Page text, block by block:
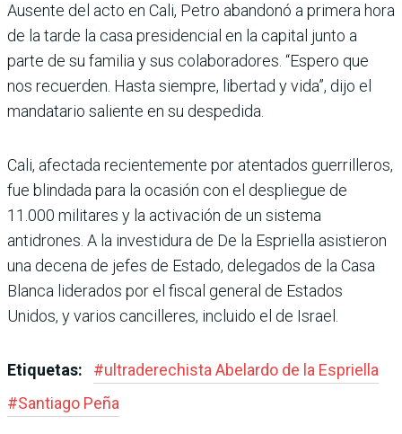
Ausente del acto en Cali, Petro abandonó a primera hora
de la tarde la casa pre­sidencial en la capital junto a
parte de su familia y sus cola­boradores. “Espero que
nos recuerden. Hasta siempre, libertad y vida”, dijo el
man­datario saliente en su despe­dida.
Cali, afectada recientemente por atentados guerrilleros,
fue blindada para la ocasión con el despliegue de
11.000 militares y la activación de un sistema
antidrones. A la investidura de De la Esprie­lla asistieron
una decena de jefes de Estado, delegados de la Casa
Blanca liderados por el fiscal general de Estados
Unidos, y varios cancilleres, incluido el de Israel.
Etiquetas: #ultraderechista Abe­lardo de la Espriella
#Santiago Peña